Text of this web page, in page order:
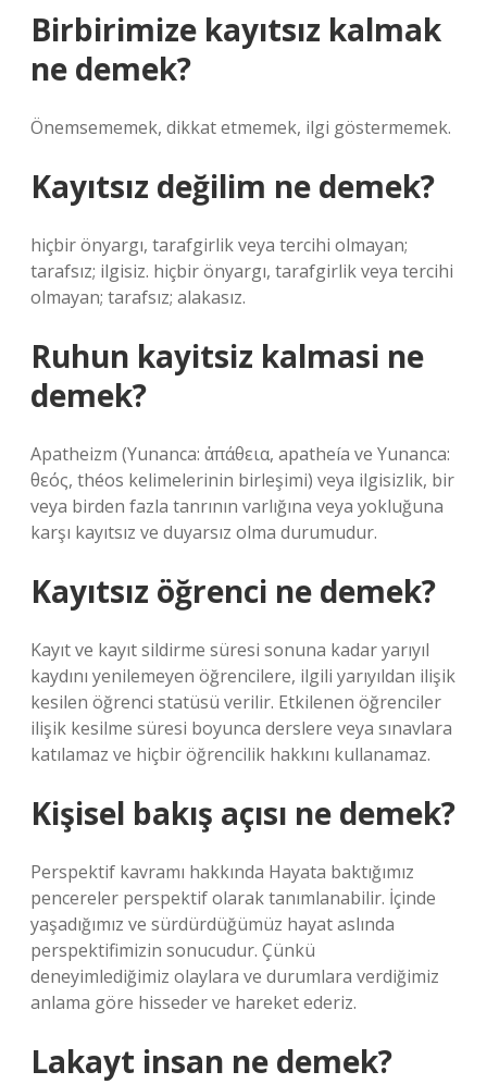
Birbirimize kayıtsız kalmak
ne demek?
Önemsememek, dikkat etmemek, ilgi göstermemek.
Kayıtsız değilim ne demek?
hiçbir önyargı, tarafgirlik veya tercihi olmayan;
tarafsız; ilgisiz. hiçbir önyargı, tarafgirlik veya tercihi
olmayan; tarafsız; alakasız.
Ruhun kayitsiz kalmasi ne
demek?
Apatheizm (Yunanca: ἀπάθεια, apatheía ve Yunanca:
θεός, théos kelimelerinin birleşimi) veya ilgisizlik, bir
veya birden fazla tanrının varlığına veya yokluğuna
karşı kayıtsız ve duyarsız olma durumudur.
Kayıtsız öğrenci ne demek?
Kayıt ve kayıt sildirme süresi sonuna kadar yarıyıl
kaydını yenilemeyen öğrencilere, ilgili yarıyıldan ilişik
kesilen öğrenci statüsü verilir. Etkilenen öğrenciler
ilişik kesilme süresi boyunca derslere veya sınavlara
katılamaz ve hiçbir öğrencilik hakkını kullanamaz.
Kişisel bakış açısı ne demek?
Perspektif kavramı hakkında Hayata baktığımız
pencereler perspektif olarak tanımlanabilir. İçinde
yaşadığımız ve sürdürdüğümüz hayat aslında
perspektifimizin sonucudur. Çünkü
deneyimlediğimiz olaylara ve durumlara verdiğimiz
anlama göre hisseder ve hareket ederiz.
Lakayt insan ne demek?